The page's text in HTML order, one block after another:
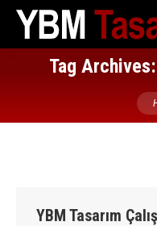
Tag Archives:
YBM Tasarım